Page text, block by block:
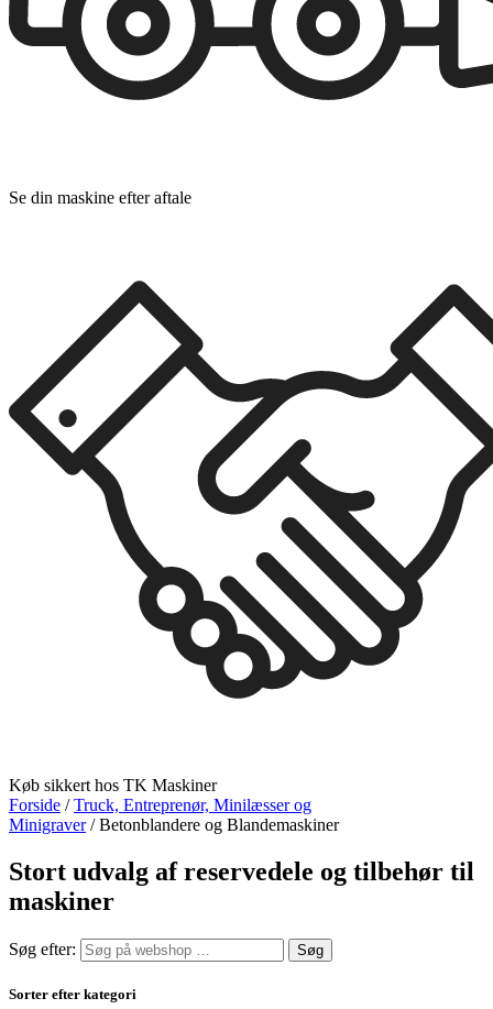
Se din maskine efter aftale
Køb sikkert hos TK Maskiner
Forside /Truck, Entreprenør, Minilæsser og
Minigraver/ Betonblandere og Blandemaskiner
Stort udvalg af reservedele og tilbehør til
maskiner
Søg efter:
Sorter efter kategori